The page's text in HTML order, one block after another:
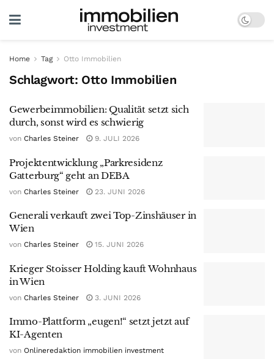
Home Tag Otto Immobilien
Schlagwort: Otto Immobilien
Gewerbeimmobilien: Qualität setzt sich
durch, sonst wird es schwierig
von Charles Steiner 9. JULI 2026
Projektentwicklung „Parkresidenz
Gatterburg“ geht an DEBA
von Charles Steiner 23. JUNI 2026
Generali verkauft zwei Top-Zinshäuser in
Wien
von Charles Steiner 15. JUNI 2026
Krieger Stoisser Holding kauft Wohnhaus
in Wien
von Charles Steiner 3. JUNI 2026
Immo-Plattform „eugen!“ setzt jetzt auf
KI-Agenten
von Onlineredaktion immobilien investment